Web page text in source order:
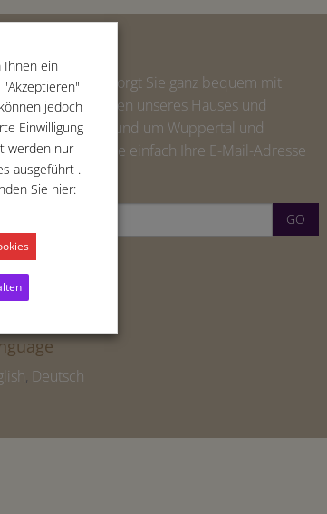
Newletter versorgt Sie ganz bequem mit
Angeboten unseres Hauses und
Themen rund um Wuppertal und
Tragen Sie einfach Ihre E-Mail-Adresse
ein:
, Deutsch
Ihnen ein
jedoch
Einwilligung
werden nur
ausgeführt .
Sie hier: